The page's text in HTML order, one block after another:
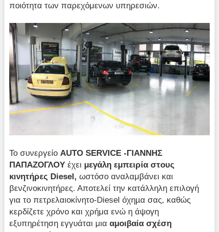
ποιότητα των παρεχόμενων υπηρεσιών.
Το συνεργείο AUTO SERVICE -ΓΙΑΝΝΗΣ
ΠΑΠΑΖΟΓΛΟΥ έχει μεγάλη εμπειρία στους
κινητήρες Diesel,ωστόσο αναλαμβάνει και
βενζινοκινητήρες. Αποτελεί την κατάλληλη επιλογή
για το πετρελαιοκίνητο-Diesel όχηµα σας, καθώς
κερδίζετε χρόνο και χρήμα ενώ η άψογη
εξυπηρέτηση εγγυάται μιααμοιβαία σχέση